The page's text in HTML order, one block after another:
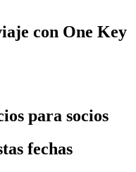
con One Key
para socios
fechas